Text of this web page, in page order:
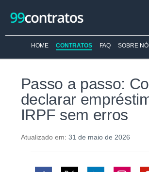
HOME CONTRATOS FAQ SOBRE
Passo a passo:
declarar
IRPF sem erros
Atualizado em: 31 de maio de